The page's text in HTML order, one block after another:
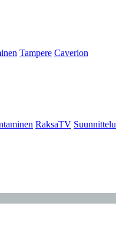
Tampere Caverion
RaksaTV Suunnittelu